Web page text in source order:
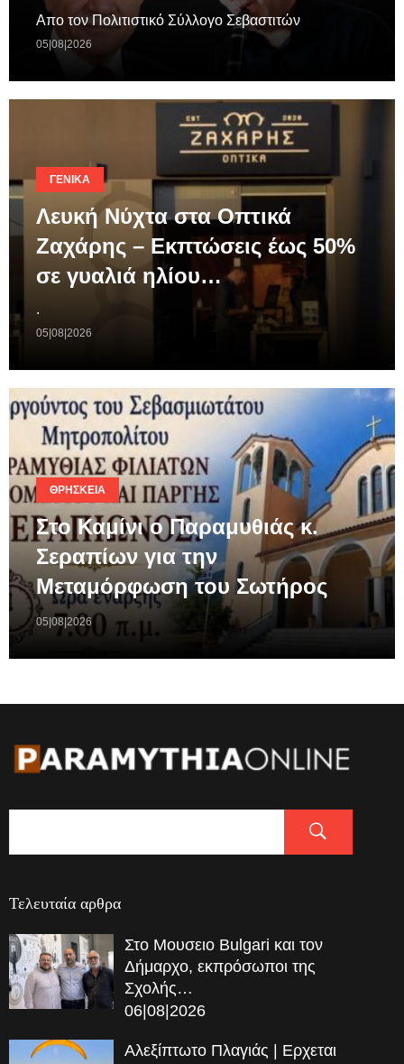
Απο τον Πολιτιστικό Σύλλογο Σεβαστιτών
05|08|2026
ΓΕΝΙΚΆ
Λευκή Νύχτα στα Οπτικά
Ζαχάρης – Εκπτώσεις έως 50%
σε γυαλιά ηλίου…
.
05|08|2026
ΘΡΗΣΚΕΊΑ
Στο Καμίνι ο Παραμυθιάς κ.
Σεραπίων για την
Μεταμόρφωση του Σωτήρος
05|08|2026
Τελευταία αρθρα
Στο Μουσειο Bulgari και τον
Δήμαρχο, εκπρόσωποι της
Σχολής…
06|08|2026
Αλεξίπτωτο Πλαγιάς | Ερχεται